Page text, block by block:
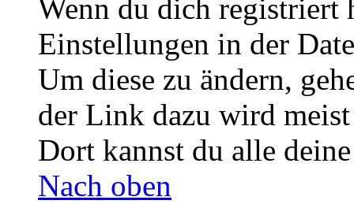
Wenn du dich registriert
Einstellungen in der
Um diese zu ändern,
der Link dazu wird
Dort kannst du alle
Nach oben